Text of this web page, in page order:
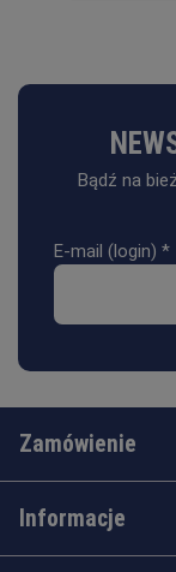
Bądź na
E-mail (login) *
Zamówienie
Informacje